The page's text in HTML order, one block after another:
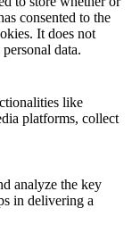
consented to the
It does not
data.
like
platforms, collect
analyze the key
in delivering a